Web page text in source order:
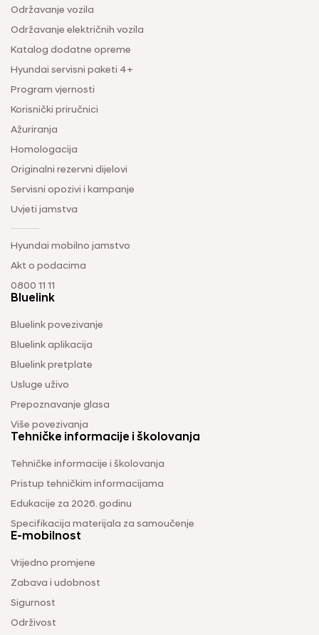
Održavanje vozila
Održavanje električnih vozila
Katalog dodatne opreme
Hyundai servisni paketi 4+
Program vjernosti
Korisnički priručnici
Ažuriranja
Homologacija
Originalni rezervni dijelovi
Servisni opozivi i kampanje
Uvjeti jamstva
Hyundai mobilno jamstvo
Akt o podacima
0800 11 11
Bluelink
Bluelink povezivanje
Bluelink aplikacija
Bluelink pretplate
Usluge uživo
Prepoznavanje glasa
Više povezivanja
Tehničke informacije i školovanja
Tehničke informacije i školovanja
Pristup tehničkim informacijama
Edukacije za 2026. godinu
Specifikacija materijala za samoučenje
E-mobilnost
Vrijedno promjene
Zabava i udobnost
Sigurnost
Održivost